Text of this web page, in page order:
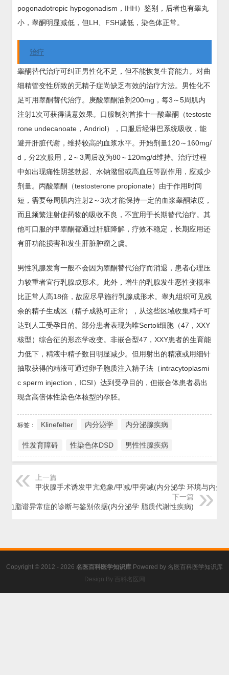
pogonadotropic hypogonadism，IHH）鉴别，后者也有睾丸
小，睾酮明显减低，但LH、FSH减低，染色体正常。
治疗
睾酮替代治疗可纠正男性化不足，但不能恢复生育能力。对曲
细精管变性所致的无精子症尚缺乏有效的治疗方法。男性化不
足可用睾酮替代治疗。庚酸睾酮油剂200mg，每3～5周肌内
注射1次可获得满意效果。口服制剂首推十一酸睾酮（testoste
rone undecanoate，Andriol），口服后经淋巴系统吸收，能
避开肝脏代谢，维持较高的血浆水平。开始剂量120～160mg/
d，分2次服用，2～3周后改为80～120mg/d维持。治疗过程
中如出现痛性阴茎勃起、水钠潴留或高血压等副作用，应减少
剂量。丙酸睾酮（testosterone propionate）由于作用时间
短，需要每周肌内注射2～3次才能保持一定的血浆睾酮浓度，
而且频繁注射使药物的吸收不良，不宜用于长期替代治疗。其
他可口服的甲睾酮都通过肝脏降解，疗效不稳定，长期应用还
有肝功能损害和发生肝脏肿瘤之虞。
男性乳腺发育一般不会因为睾酮替代治疗而消退，患者心理压
力较重者宜行乳腺成形术。此外，增生的乳腺发生恶性变概率
比正常人高18倍，故应尽早施行乳腺成形术。睾丸组织可见残
余的精子生成区（精子成熟可正常），从这些区域收集精子可
达到人工受孕目的。部分患者表现为唯Sertoli细胞（47，XXY
核型）综合征的形态学改变。非嵌合型47，XXY患者的生育能
力低下，精液中精子数目明显减少。但用射出的精液或用细针
抽取获得的精液可通过卵子胞质注入精子法（intracytoplasmi
c sperm injection，ICSI）达到受孕目的，但嵌合体患者易出
现含高倍体性染色体核型的孕胚。
标签： Klinefelter 内分泌学 内分泌腺疾病
性发育障碍 性染色体DSD 男性性腺疾病
上一篇
甲状腺手术诱发甲亢危象/甲减/甲旁减(内分泌学 环境与内分
下一篇
血脂谱异常症的诊断与鉴别依据(内分泌学 脂质代谢性疾病)
Copyright © 2012 - 2026 名医百科医学知识库 Powered by 名医百科医学知识库
Design By 百科名医网